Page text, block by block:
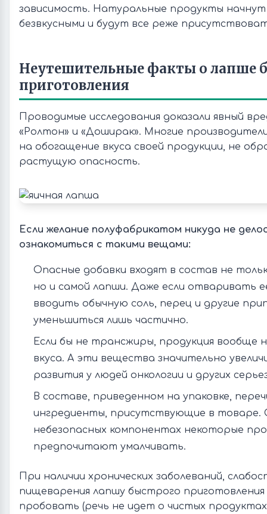
зависимость. Натуральные продукты начнут
безвкусными и будут все реже
Неутешительные факты о лапше
приготовления
Проводимые исследования доказали явный
«Ролтон» и «Доширак». Многие
на обогащение вкуса своей продукции, не
растущую опасность.
Если желание полуфабрикатом никуда не
ознакомиться с такими вещами:
Опасные добавки входят в состав не
но и самой лапши. Даже если отваривать
вводить обычную соль, перец и другие
уменьшиться лишь частично.
Если бы не трансжиры, продукция вообще
вкуса. А эти вещества значительно
развития у людей онкологии и других
В составе, приведенном на упаковке,
ингредиенты, присутствующие в товаре.
небезопасных компонентах некоторые
предпочитают умалчивать.
При наличии хронических заболеваний,
пищеварения лапшу быстрого
пробовать (речь не идет о чистых